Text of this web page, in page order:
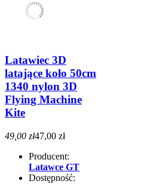
Latawiec 3D
latające koło 50cm
1340 nylon 3D
Flying Machine
Kite
49,00 zł47,00 zł
Producent:
Latawce GT
Dostępność: